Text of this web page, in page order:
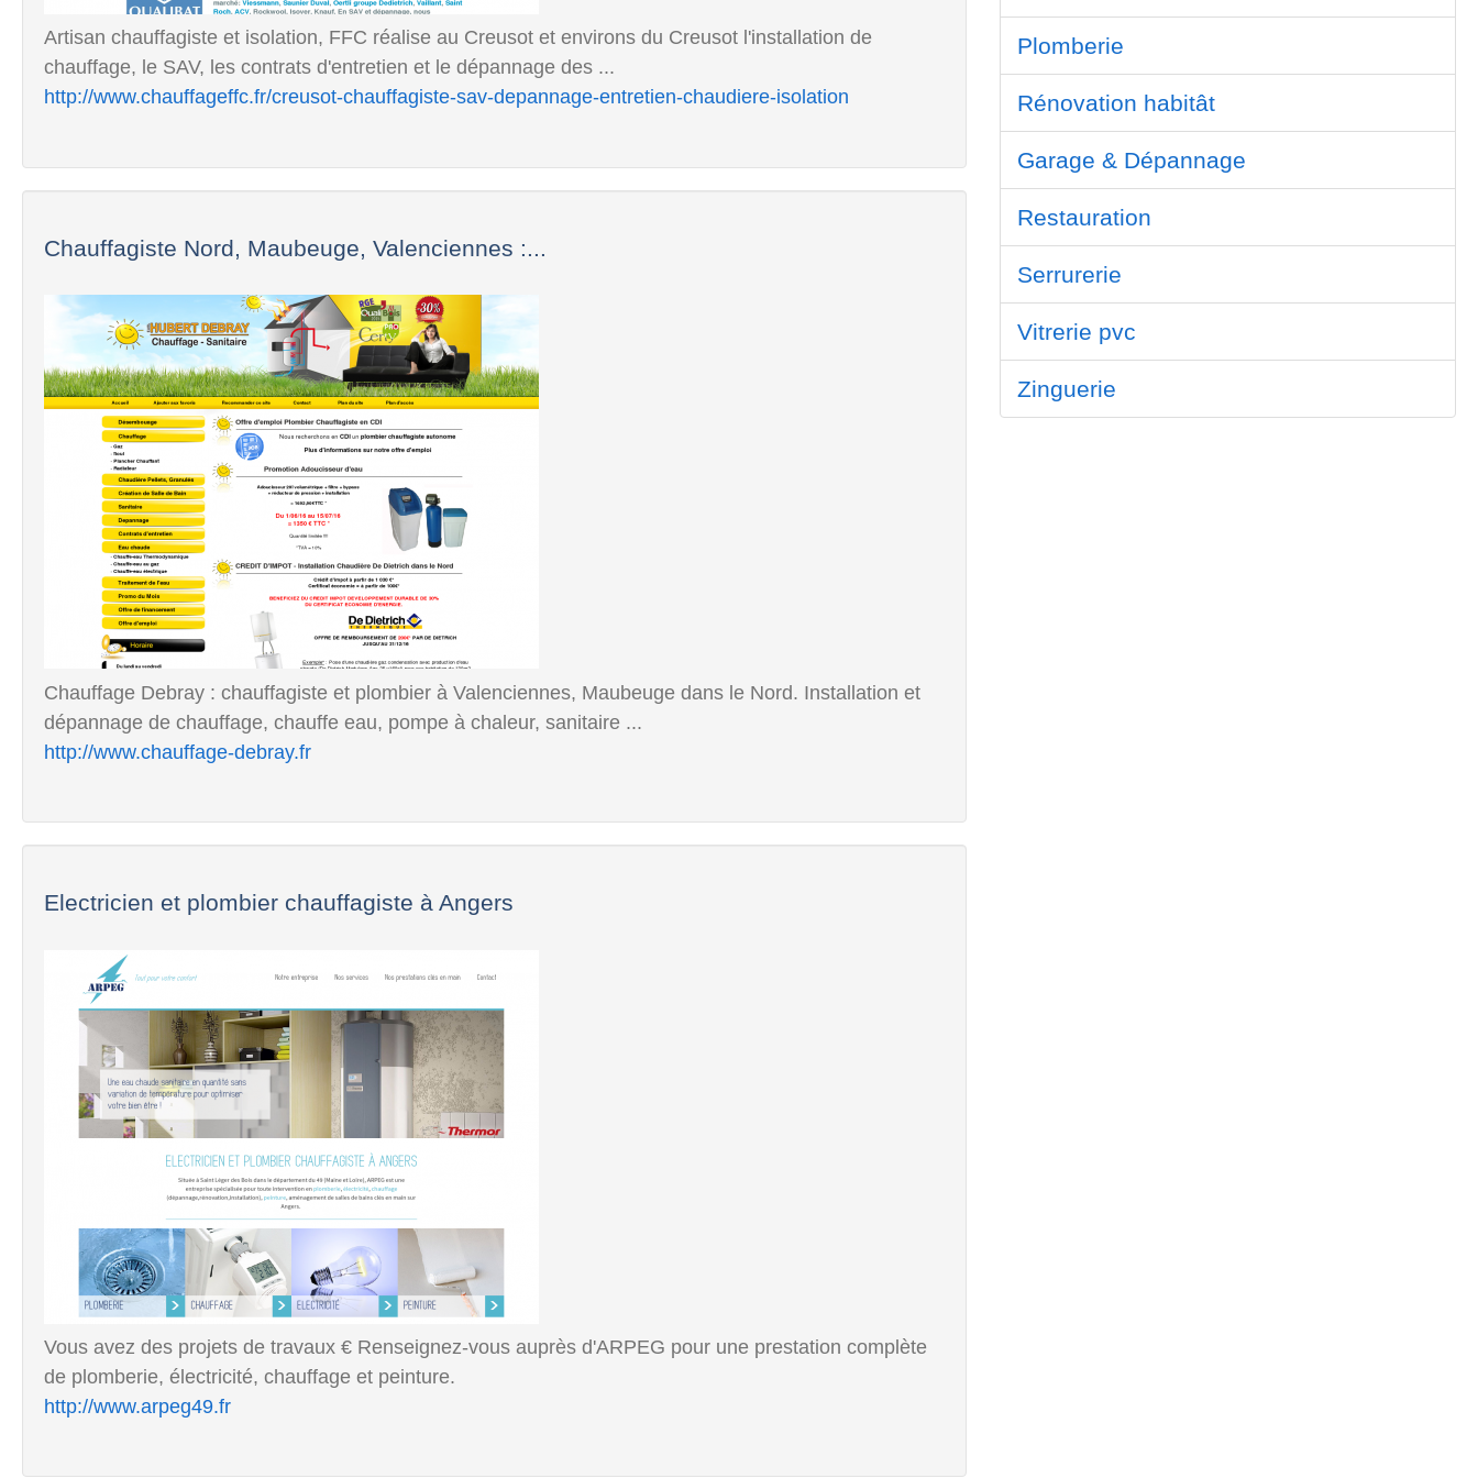
Artisan chauffagiste et isolation, FFC réalise au Creusot et environs du Creusot l'installation de
chauffage, le SAV, les contrats d'entretien et le dépannage des ...
http://www.chauffageffc.fr/creusot-chauffagiste-sav-depannage-entretien-chaudiere-isolation
Chauffagiste Nord, Maubeuge, Valenciennes :...
Chauffage Debray : chauffagiste et plombier à Valenciennes, Maubeuge dans le Nord. Installation et
dépannage de chauffage, chauffe eau, pompe à chaleur, sanitaire ...
http://www.chauffage-debray.fr
Electricien et plombier chauffagiste à Angers
Vous avez des projets de travaux € Renseignez-vous auprès d'ARPEG pour une prestation complète
de plomberie, électricité, chauffage et peinture.
http://www.arpeg49.fr
Plomberie
Rénovation habitât
Garage & Dépannage
Restauration
Serrurerie
Vitrerie pvc
Zinguerie